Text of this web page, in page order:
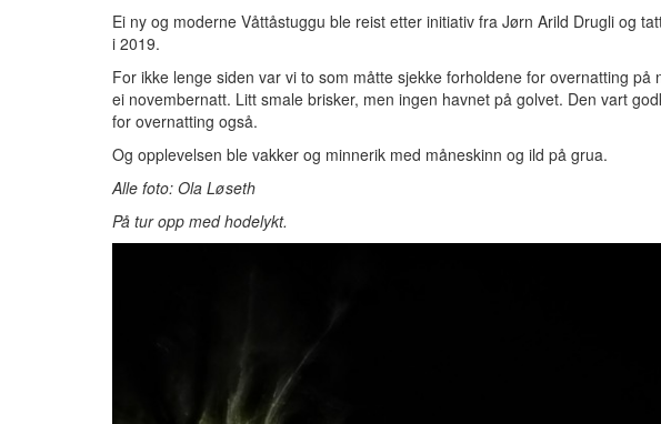
Ei ny og moderne Våttåstuggu ble reist etter initiativ fra Jørn Arild Drugli og
i 2019.
For ikke lenge siden var vi to som måtte sjekke forholdene for overnatting på
ei novembernatt. Litt smale brisker, men ingen havnet på golvet. Den vart
for overnatting også.
Og opplevelsen ble vakker og minnerik med måneskinn og ild på grua.
Alle foto: Ola Løseth
På tur opp med hodelykt.